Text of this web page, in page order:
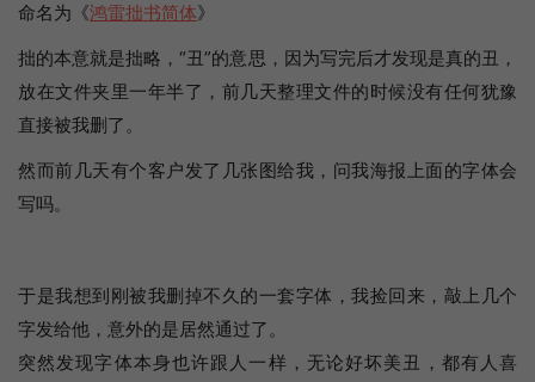
命名为《鸿雷拙书简体》
拙的本意就是拙略，“丑”的意思，因为写完后才发现是真的丑，
放在文件夹里一年半了，前几天整理文件的时候没有任何犹豫
直接被我删了。
然而前几天有个客户发了几张图给我，问我海报上面的字体会
写吗。
于是我想到刚被我删掉不久的一套字体，我捡回来，敲上几个
字发给他，意外的是居然通过了。
突然发现字体本身也许跟人一样，无论好坏美丑，都有人喜